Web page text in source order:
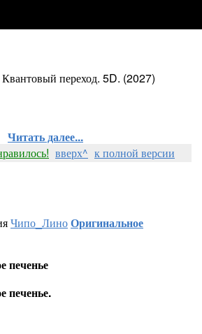
переход. 5D. (2027)
Читать далее...
вверх^ к полной версии
Чипо_ЛиноОригинальное
печенье
печенье.